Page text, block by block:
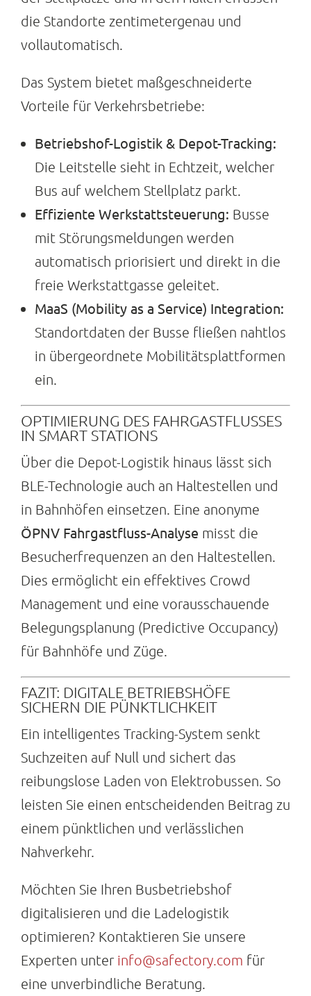
die Standorte zentimetergenau und
vollautomatisch.
Das System bietet maßgeschneiderte
Vorteile für Verkehrsbetriebe:
Betriebshof-Logistik & Depot-Tracking:
Die Leitstelle sieht in Echtzeit, welcher
Bus auf welchem Stellplatz parkt.
Effiziente Werkstattsteuerung: Busse
mit Störungsmeldungen werden
automatisch priorisiert und direkt in die
freie Werkstattgasse geleitet.
MaaS (Mobility as a Service) Integration:
Standortdaten der Busse fließen nahtlos
in übergeordnete Mobilitätsplattformen
ein.
OPTIMIERUNG DES FAHRGASTFLUSSES
IN SMART STATIONS
Über die Depot-Logistik hinaus lässt sich
BLE-Technologie auch an Haltestellen und
in Bahnhöfen einsetzen. Eine anonyme
ÖPNV Fahrgastfluss-Analyse misst die
Besucherfrequenzen an den Haltestellen.
Dies ermöglicht ein effektives Crowd
Management und eine vorausschauende
Belegungsplanung (Predictive Occupancy)
für Bahnhöfe und Züge.
FAZIT: DIGITALE BETRIEBSHÖFE
SICHERN DIE PÜNKTLICHKEIT
Ein intelligentes Tracking-System senkt
Suchzeiten auf Null und sichert das
reibungslose Laden von Elektrobussen. So
leisten Sie einen entscheidenden Beitrag zu
einem pünktlichen und verlässlichen
Nahverkehr.
Möchten Sie Ihren Busbetriebshof
digitalisieren und die Ladelogistik
optimieren? Kontaktieren Sie unsere
Experten unter info@safectory.com für
eine unverbindliche Beratung.